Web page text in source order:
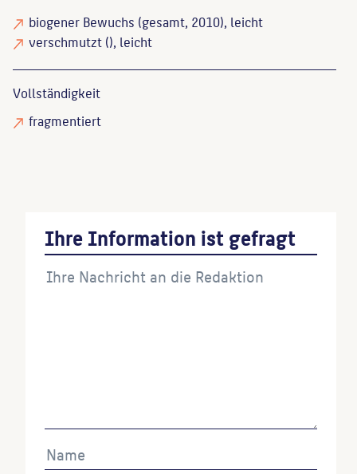
biogener Bewuchs (gesamt, 2010), leicht
verschmutzt(), leicht
Vollständigkeit
fragmentiert
Ihre Information ist gefragt